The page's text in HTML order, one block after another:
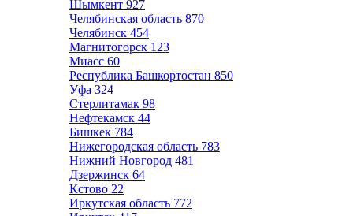
Шымкент 927
Челябинская область 870
Челябинск 454
Магнитогорск 123
Миасс 60
Республика Башкортостан 850
Уфа 324
Стерлитамак 98
Нефтекамск 44
Бишкек 784
Нижегородская область 783
Нижний Новгород 481
Дзержинск 64
Кстово 22
Иркутская область 772